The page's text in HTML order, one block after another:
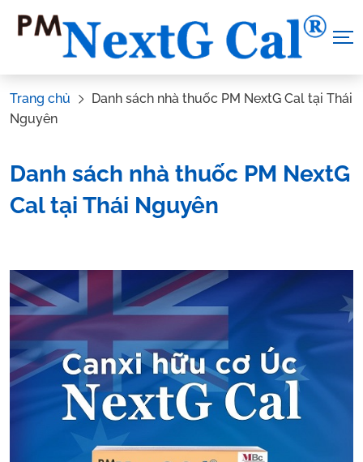
Trang chủ
Danh sách nhà thuốc PM NextG Cal tại Thái
Nguyên
Danh sách nhà thuốc PM NextG
Cal tại Thái Nguyên